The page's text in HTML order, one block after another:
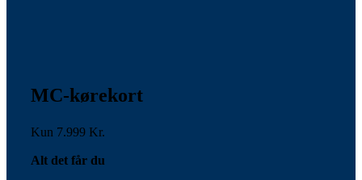
MC-kørekort
Kun 7.999 Kr.
Alt det får du